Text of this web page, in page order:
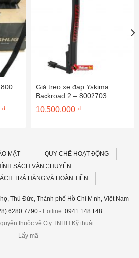
₫Giá
Giá treo xe đạp Yakima
Backroad 2 – 8002703
10,500,000 ₫
MẬT
QUY CHẾ HOẠT ĐỘNG
SÁCH VẬN CHUYỂN
TRẢ HÀNG VÀ HOÀN TIỀN
Thủ Đức, Thành phố Hồ Chí Minh, Việt Nam
6280 7790 - Hotline: 0941 148 148
thuộc về Cty TNHH Kỹ thuật
Lấy mã